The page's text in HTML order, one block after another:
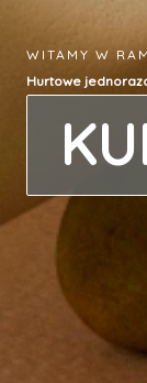
WITAMY W
Hurtowe